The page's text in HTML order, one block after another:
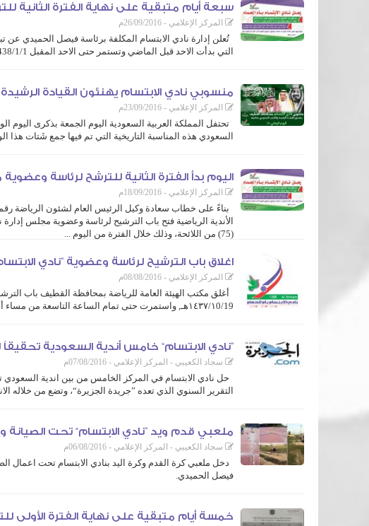
سبعة أيام متبقية على نهاية الفترة الثانية
المركز الإعلامي - 26/09/2016م
تُعلن إدارة نادي الابتسام المكلفة برئاسة فيصل الحميدي عن
التي بدأت الاحد قبل الماضي وتستمر حتى الاحد المقبل 1438/1/1هـ.
منسوبي نادي الابتسام يهنئون القيادة
المركز الإعلامي - 23/09/2016م
تحتفل المملكة العربية السعودية اليوم الجمعة بذكرى اليوم
السعودي هذه المناسبة التاريخية التي تم فيها جمع شَتات
اليوم بدأ الفترة الثانية للترشح لرئاسة
المركز الإعلامي - 18/09/2016م
(75) من اللائحة، وذلك خلال الفترة من اليوم ...
اغلاق باب الترشيح لرئاسة وعضوية ”نادي
المركز الإعلامي - 08/08/2016م
أغلق مكتب الهيئة العامة للرياضة بمحافظة القطيف باب
١٤٣٧/١0/19هـ, واستمرت حتى تمام الساعة التاسعة من مساء أمس الاحد ١٤٣٧/١١/٠٤هـ، وذلك بدون تقدم أي مرشح للرئاسة أو العضوية.
”نادي الابتسام“ خامس أندية السعودية تحقيقاً
سجاد الكعيبي - المركز الإعلامي - 07/08/2016م
التقرير السنوي الذي تعده ”جريدة الجزيرة“، وتضع من خلاله
ملعبي قدم ويد ”نادي الابتسام“ تحت الصيانة
سجاد الكعيبي - المركز الإعلامي - 06/08/2016م
دخل ملعبي كرة القدم وكرة اليد بنادي الابتسام تحت اعمال
فيصل الحميدي.
لملعب ...
خمسة أيام متبقية على نهاية الفترة الأولى